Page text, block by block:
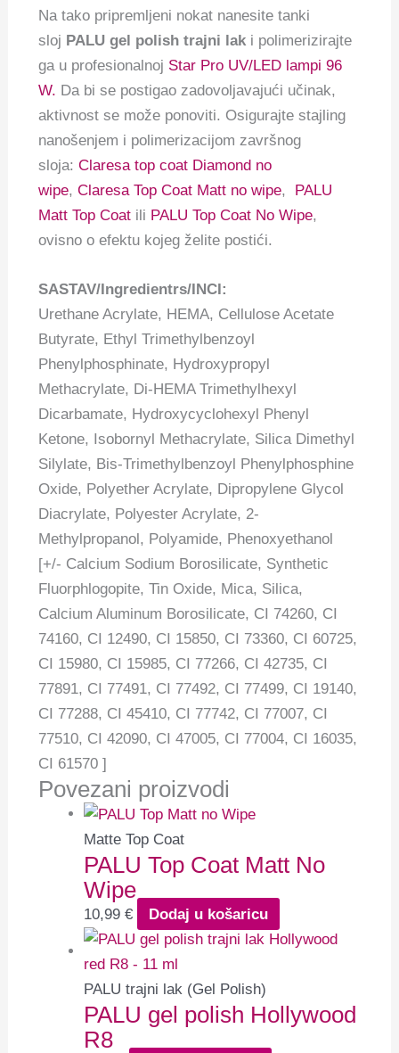
Na tako pripremljeni nokat nanesite tanki
sloj PALU gel polish trajni lak i polimerizirajte
ga u profesionalnoj Star Pro UV/LED lampi 96
W. Da bi se postigao zadovoljavajući učinak,
aktivnost se može ponoviti. Osigurajte stajling
nanošenjem i polimerizacijom završnog
sloja:Claresa top coat Diamond no
wipe,Claresa Top Coat Matt no wipe, PALU
Matt Top Coat ili PALU Top Coat No Wipe,
ovisno o efektu kojeg želite postići.
SASTAV/Ingredientrs/INCI:
Urethane Acrylate, HEMA, Cellulose Acetate
Butyrate, Ethyl Trimethylbenzoyl
Phenylphosphinate, Hydroxypropyl
Methacrylate, Di-HEMA Trimethylhexyl
Dicarbamate, Hydroxycyclohexyl Phenyl
Ketone, Isobornyl Methacrylate, Silica Dimethyl
Silylate, Bis-Trimethylbenzoyl Phenylphosphine
Oxide, Polyether Acrylate, Dipropylene Glycol
Diacrylate, Polyester Acrylate, 2-
Methylpropanol, Polyamide, Phenoxyethanol
[+/- Calcium Sodium Borosilicate, Synthetic
Fluorphlogopite, Tin Oxide, Mica, Silica,
Calcium Aluminum Borosilicate, CI 74260, CI
74160, CI 12490, CI 15850, CI 73360, CI 60725,
CI 15980, CI 15985, CI 77266, CI 42735, CI
77891, CI 77491, CI 77492, CI 77499, CI 19140,
CI 77288, CI 45410, CI 77742, CI 77007, CI
77510, CI 42090, CI 47005, CI 77004, CI 16035,
CI 61570 ]
Povezani proizvodi
Matte Top Coat
PALU Top Coat Matt No
Wipe
10,99€ Dodaj u košaricu
PALU trajni lak (Gel Polish)
PALU gel polish Hollywood
R8